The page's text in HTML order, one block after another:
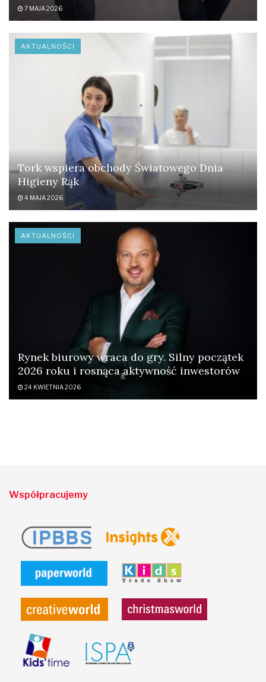
7 MAJA 2026
AKTUALNOŚCI
Tork wspiera obchody Światowego Dnia
Higieny Rąk
4 MAJA 2026
AKTUALNOŚCI
Rynek biurowy wraca do gry. Silny początek
2026 roku i rosnąca aktywność inwestorów
24 KWIETNIA 2026
Współpracujemy